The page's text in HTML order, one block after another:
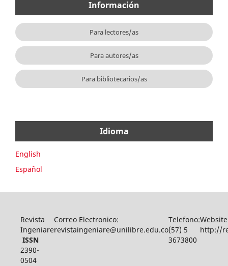
Información
Para lectores/as
Para autores/as
Para bibliotecarios/as
Idioma
English
Español
Revista
Ingeniare
ISSN
2390-
0504
Correo Electronico:
revistaingeniare@unilibre.edu.co
Telefono:
(57) 5
3673800
http://